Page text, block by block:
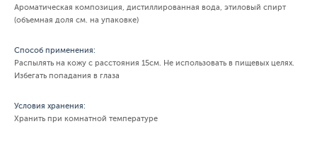
Ароматическая композиция, дистиллированная вода, этиловый спирт
(объемная доля см. на упаковке)
Способ применения:
Распылять на кожу с расстояния 15см. Не использовать в пищевых целях.
Избегать попадания в глаза
Условия хранения:
Хранить при комнатной температуре